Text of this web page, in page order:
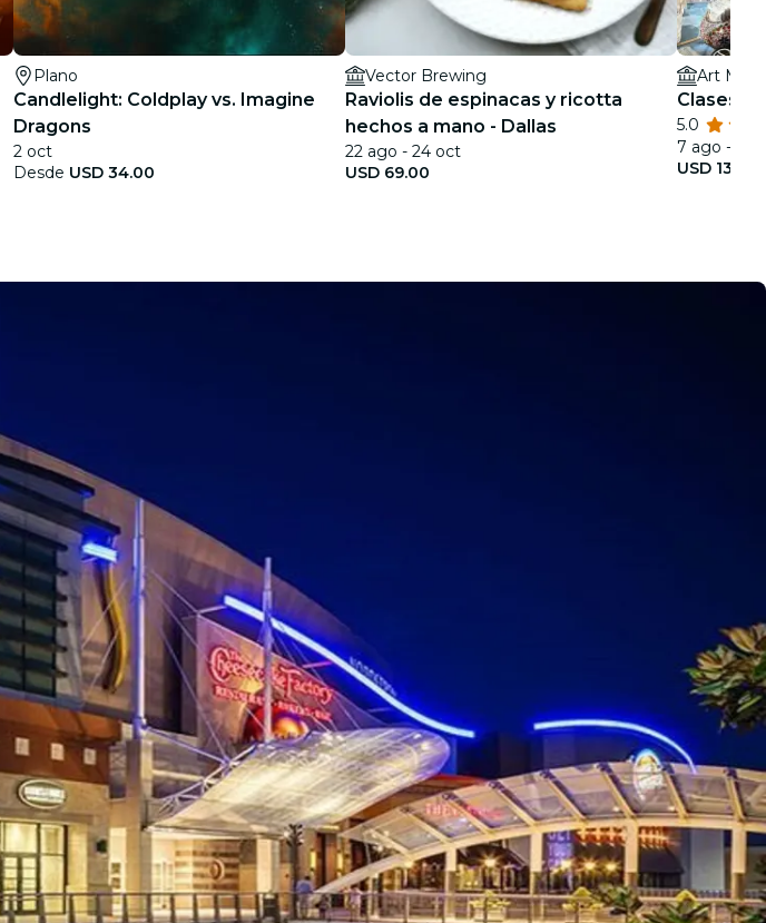
Plano
Candlelight: Coldplay vs. Imagine
Dragons
2 oct
Desde USD 34.00
Vector Brewing
Raviolis de espinacas y ricotta
hechos a mano - Dallas
22 ago - 24 oct
USD 69.00
Art
Clases
5.0
7 ago - 30
USD